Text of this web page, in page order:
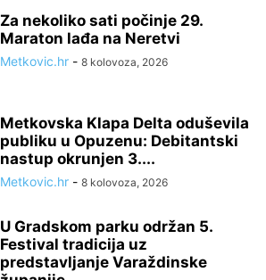
Za nekoliko sati počinje 29.
Maraton lađa na Neretvi
Metkovic.hr - 8 kolovoza, 2026
Metkovska Klapa Delta oduševila
publiku u Opuzenu: Debitantski
nastup okrunjen 3....
Metkovic.hr - 8 kolovoza, 2026
U Gradskom parku održan 5.
Festival tradicija uz
predstavljanje Varaždinske